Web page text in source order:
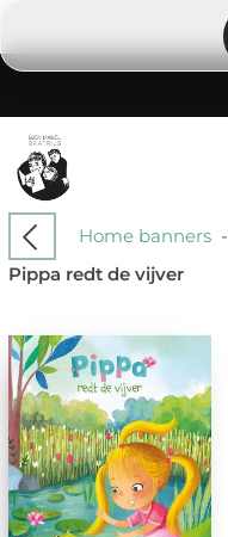
Home banners-
Pippa redt de vijver